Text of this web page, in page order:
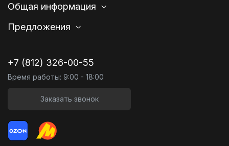
Общая информация
Предложения
+7 (812) 326-00-55
Время работы: 9:00 - 18:00
Заказать звонок